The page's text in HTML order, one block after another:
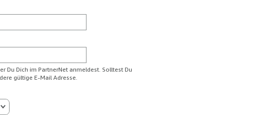
Du Dich im PartnerNet anmeldest. Solltest Du
gültige E-Mail Adresse.